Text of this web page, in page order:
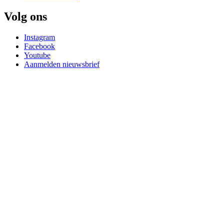
Volg ons
Instagram
Facebook
Youtube
Aanmelden nieuwsbrief